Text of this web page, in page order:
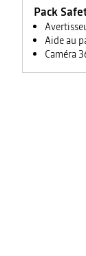
Pack
Aide au
Caméra